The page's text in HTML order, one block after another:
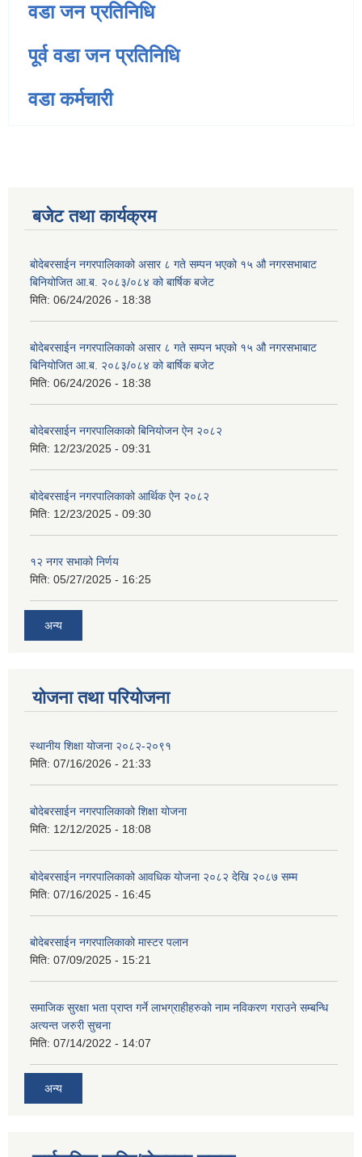
वडा जन प्रतिनिधि
पूर्व वडा जन प्रतिनिधि
वडा कर्मचारी
बजेट तथा कार्यक्रम
बोदेबरसाईन नगरपालिकाको असार ८ गते सम्पन भएको १५ ‍‍‍औ नगरसभाबाट
बिनियोजित आ.ब. २०८३/०८४ को बार्षिक बजेट
मिति: 06/24/2026 - 18:38
बोदेबरसाईन नगरपालिकाको असार ८ गते सम्पन भएको १५ ‍‍‍औ नगरसभाबाट
बिनियोजित आ.ब. २०८३/०८४ को बार्षिक बजेट
मिति: 06/24/2026 - 18:38
बोदेबरसाईन नगरपालिकाको बिनियोजन ऐन २०८२
मिति: 12/23/2025 - 09:31
बोदेबरसाईन नगरपालिकाको आर्थिक ऐन २०८२
मिति: 12/23/2025 - 09:30
१२ नगर सभाको निर्णय
मिति: 05/27/2025 - 16:25
अन्य
योजना तथा परियोजना
स्थानीय शिक्षा योजना २०८२-२०९१
मिति: 07/16/2026 - 21:33
बोदेबरसाईन नगरपालिकाको शिक्षा योजना
मिति: 12/12/2025 - 18:08
बोदेबरसाईन नगरपालिकाको आवधिक योजना २०८२ देखि २०८७ सम्म
मिति: 07/16/2025 - 16:45
बोदेबरसाईन नगरपालिकाको मास्टर पलान
मिति: 07/09/2025 - 15:21
समाजिक सुरक्षा भता प्राप्त गर्ने लाभग्राहीहरुको नाम नविकरण गराउने सम्बन्धि
अत्यन्त जरुरी सुचना
मिति: 07/14/2022 - 14:07
अन्य